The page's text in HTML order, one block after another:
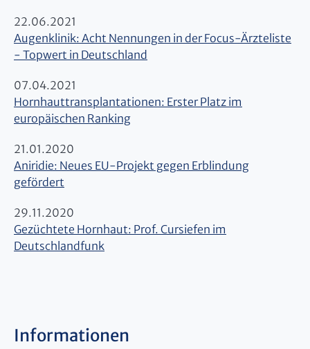
22.06.2021
Augenklinik: Acht Nennungen in der Focus-Ärzteliste
- Topwert in Deutschland
07.04.2021
Hornhauttransplantationen: Erster Platz im
europäischen Ranking
21.01.2020
Aniridie: Neues EU-Projekt gegen Erblindung
gefördert
29.11.2020
Gezüchtete Hornhaut: Prof. Cursiefen im
Deutschlandfunk
Informationen